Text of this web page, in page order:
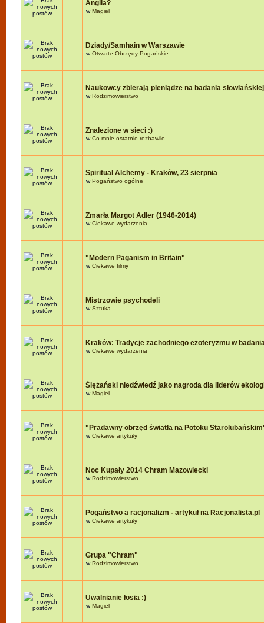
Anglia?
wMagiel
Dziady/Samhain w Warszawie
wOtwarte Obrzędy Pogańskie
Naukowcy zbierają pieniądze na badania
wRodzimowierstwo
Znalezione w sieci :)
wCo mnie ostatnio rozbawiło
Spiritual Alchemy - Kraków, 23 sierpnia
wPogaństwo ogólne
Zmarła Margot Adler (1946-2014)
wCiekawe wydarzenia
"Modern Paganism in Britain"
wCiekawe filmy
Mistrzowie psychodeli
wSztuka
Kraków: Tradycje zachodniego ezoteryzmu w
wCiekawe wydarzenia
Ślężański niedźwiedź jako nagroda dla liderów
wMagiel
"Pradawny obrzęd światła na Potoku
wCiekawe artykuły
Noc Kupały 2014 Chram Mazowiecki
wRodzimowierstwo
Pogaństwo a racjonalizm - artykuł na Racjonalista.pl
wCiekawe artykuły
Grupa "Chram"
wRodzimowierstwo
Uwalnianie łosia :)
wMagiel